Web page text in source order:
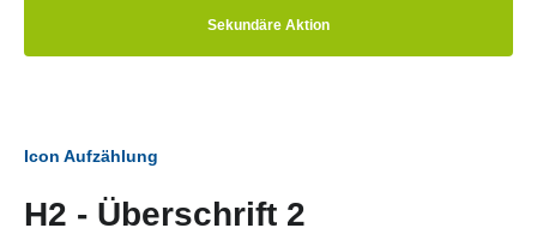
Sekundäre Aktion
Icon Aufzählung
H2 - Überschrift 2